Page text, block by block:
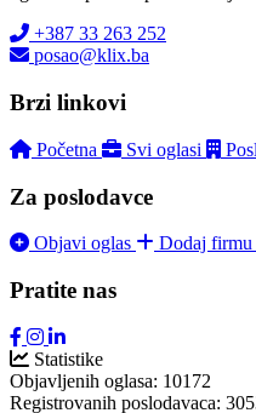
+387 33 263 252
posao@klix.ba
Brzi linkovi
Početna Svi oglasi
Za poslodavce
Objavi oglas Dodaj firmu
Pratite nas
Statistike
Objavljenih oglasa: 10172
Registrovanih poslodavaca: